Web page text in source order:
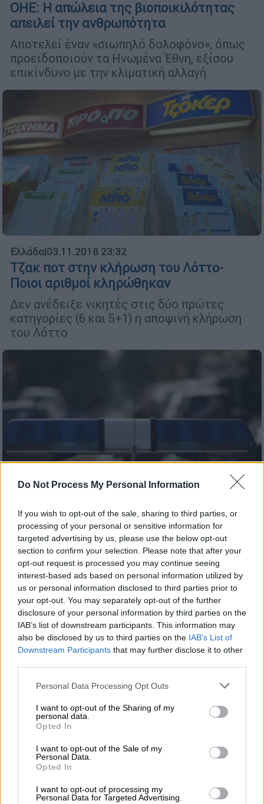
Do Not Process My Personal Information
If you wish to opt-out of the sale, sharing to third parties, or
processing of your personal or sensitive information for
targeted advertising by us, please use the below opt-out
section to confirm your selection. Please note that after your
opt-out request is processed you may continue seeing
interest-based ads based on personal information utilized by
us or personal information disclosed to third parties prior to
your opt-out. You may separately opt-out of the further
disclosure of your personal information by third parties on the
IAB’s list of downstream participants. This information may
also be disclosed by us to third parties on the IAB’s List of
Downstream Participants that may further disclose it to other
Please note that this website/app uses one or more Google
not limited to your visit or usage behaviour. You may click to
grant or deny consent to Google and its third-party tags to
use your data for below specified purposes in below Google
consent section.
Personal Data Processing Opt Outs
I want to opt-out of the Sharing of my
personal data.
Opted In
I want to opt-out of the Sale of my
Personal Data.
Opted In
I want to opt-out of processing my
Personal Data for Targeted Advertising.
ΟΗΕ: Η απώλεια της βιοποικιλότητας
απειλεί την ανθρωπότητα
Αποτελεί έναν «σιωπηλό δολοφόνο», όπως
προειδοποιούν τα Ηνωμένα Έθνη, εξίσου
επικίνδυνο με την κλιματική αλλαγή
Ελλάδα|03.11.2018 23:32
Τζακ ποτ στην κλήρωση του Λόττο-
Ποιοι αριθμοί κληρώθηκαν
Δεν ανέδειξε νικητές στις δύο πρώτες
κατηγορίες (6 και 5+1) η αποψινή κλήρωση
του Λόττο
Ελλάδα|03.11.2018 23:25
Σκηνοθέτησε τη ληστεία της για να
εισπράξει τα ασφάλιστρα
Μπορεί να κατήγγειλε ότι έπεσε θύμα
ληστείας, όμως η έρευνα των αστυνομικών
εντόπισε... λαβράκια